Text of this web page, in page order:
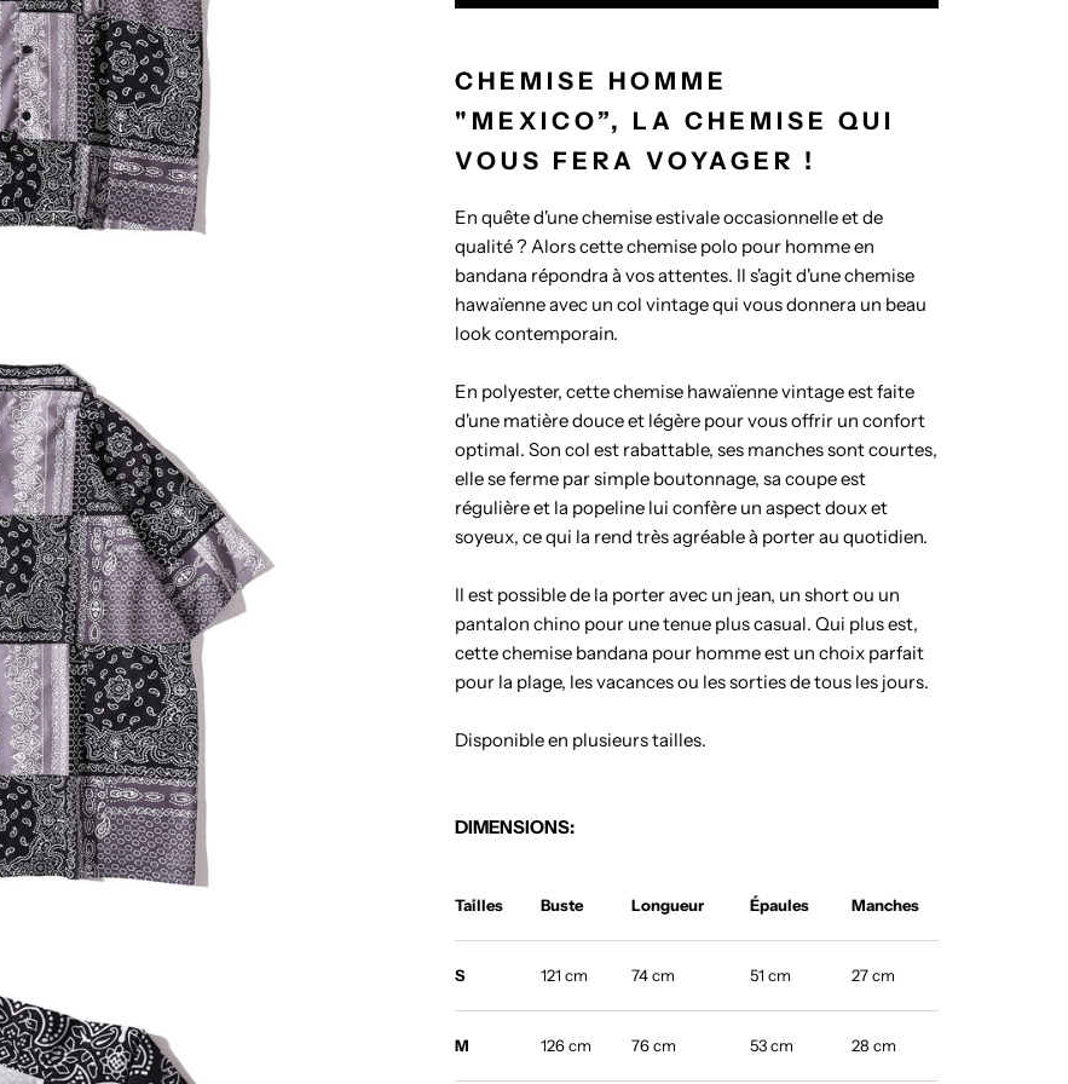
CHEMISE HOMME
"MEXICO”, LA CHEMISE QUI
VOUS FERA VOYAGER !
En quête d'une chemise estivale occasionnelle et de
qualité ? Alors cette chemise polo pour homme en
bandana répondra à vos attentes. Il s'agit d'une chemise
hawaïenne avec un col vintage qui vous donnera un beau
look contemporain.
En polyester, cette chemise hawaïenne vintage est faite
d'une matière douce et légère pour vous offrir un confort
optimal. Son col est rabattable, ses manches sont courtes,
elle se ferme par simple boutonnage, sa coupe est
régulière et la popeline lui confère un aspect doux et
soyeux, ce qui la rend très agréable à porter au quotidien.
Il est possible de la porter avec un jean, un short ou un
pantalon chino pour une tenue plus casual. Qui plus est,
cette chemise bandana pour homme est un choix parfait
pour la plage, les vacances ou les sorties de tous les jours.
Disponible en plusieurs tailles.
DIMENSIONS:
Tailles Buste Longueur Épaules Manches
S 121 cm 74 cm 51 cm 27 cm
M 126 cm 76 cm 53 cm 28 cm